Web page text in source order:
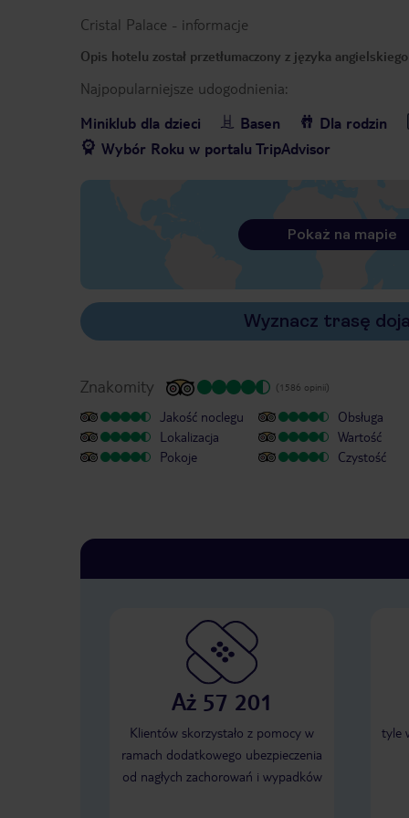
Cristal Palace - informacje
Opis hotelu został przetłumaczony z języka
Najpopularniejsze udogodnienia:
Miniklub dla dzieci
Basen Dla rodzin
Wybór Roku w portalu TripAdvisor
Pokaż na mapie
Wyznacz trasę
Znakomity (1586 opinii)
Jakość noclegu
Lokalizacja
Pokoje
Obsługa
Wartość
Czystość
Aż 57 201
Klientów skorzystało z pomocy w
ramach dodatkowego ubezpieczenia
od nagłych zachorowań i wypadków
tyle